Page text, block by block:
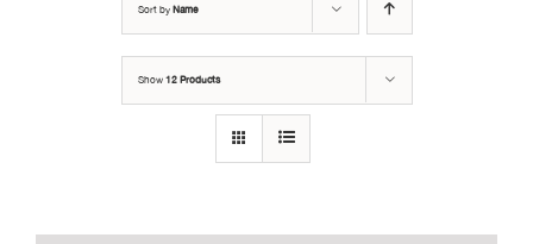
Sort byName
Show12 Products